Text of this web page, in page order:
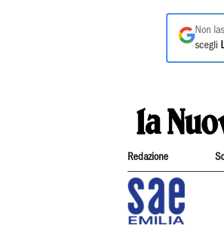
Non
scegli
Redazione